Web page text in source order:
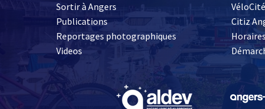
Sortir à Angers
Publications
Reportages photographiques
Videos, Ouvre une nouvelle fenêtre
VéloCité
Citiz
, Ouvre une